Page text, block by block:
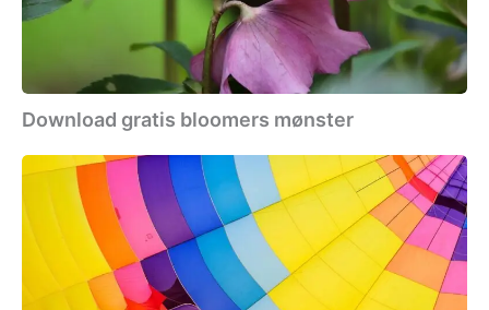
Download gratis bloomers mønster
Download
ballonbukser